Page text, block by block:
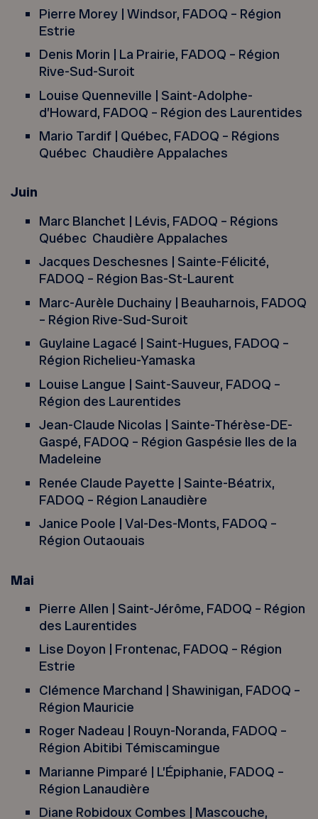
Pierre Morey | Windsor, FADOQ – Région
Estrie
Denis Morin | La Prairie, FADOQ – Région
Rive-Sud-Suroit
Louise Quenneville | Saint-Adolphe-
d’Howard, FADOQ – Région des Laurentides
Mario Tardif | Québec, FADOQ – Régions
Québec Chaudière Appalaches
Juin
Marc Blanchet | Lévis, FADOQ – Régions
Québec Chaudière Appalaches
Jacques Deschesnes | Sainte-Félicité,
FADOQ – Région Bas-St-Laurent
Marc-Aurèle Duchainy | Beauharnois, FADOQ
– Région Rive-Sud-Suroit
Guylaine Lagacé | Saint-Hugues, FADOQ –
Région Richelieu-Yamaska
Louise Langue | Saint-Sauveur, FADOQ –
Région des Laurentides
Jean-Claude Nicolas | Sainte-Thérèse-DE-
Gaspé, FADOQ – Région Gaspésie Iles de la
Madeleine
Renée Claude Payette | Sainte-Béatrix,
FADOQ – Région Lanaudière
Janice Poole | Val-Des-Monts, FADOQ –
Région Outaouais
Mai
Pierre Allen | Saint-Jérôme, FADOQ – Région
des Laurentides
Lise Doyon | Frontenac, FADOQ – Région
Estrie
Clémence Marchand | Shawinigan, FADOQ –
Région Mauricie
Roger Nadeau | Rouyn-Noranda, FADOQ –
Région Abitibi Témiscamingue
Marianne Pimparé | L’Épiphanie, FADOQ –
Région Lanaudière
Diane Robidoux Combes | Mascouche,